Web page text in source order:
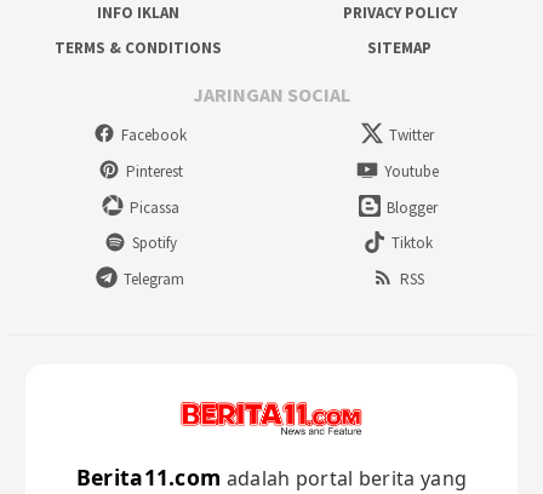
INFO IKLAN
PRIVACY POLICY
TERMS & CONDITIONS
SITEMAP
JARINGAN SOCIAL
Facebook
Twitter
Pinterest
Youtube
Picassa
Blogger
Spotify
Tiktok
Telegram
RSS
Berita11.com adalah portal berita yang